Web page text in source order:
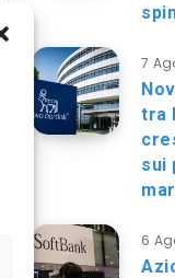
7
tra
sui
6